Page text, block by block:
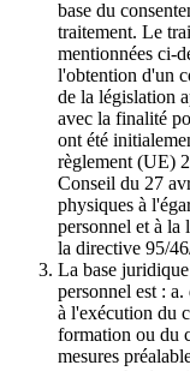
base du
traitement. Le
mentionnées ci-
l'obtention d'un
de la législation
avec la finalité
ont été
règlement (UE)
Conseil du 27
physiques à
personnel et à la
la directive 95/
La base
personnel est : a.
à l'exécution du
formation ou du
mesures